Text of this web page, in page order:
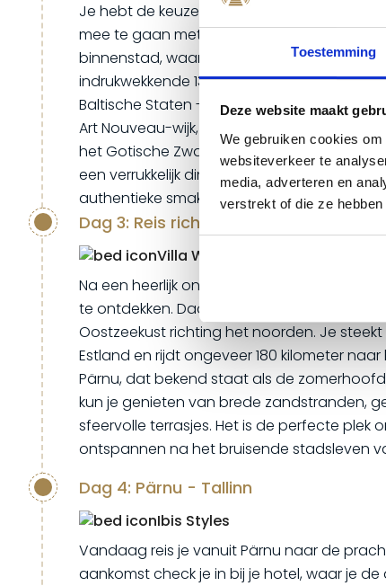
Toestemming
Deze website maakt
We gebruiken cookies
websiteverkeer te
media, adverteren en
verstrekt of die ze
Je hebt de keuze om de stad op eigen
mee te gaan met een lokale gids. Wandel
binnenstad, waar sfeervolle kerkjes, 17e-
indrukwekkende 13e-eeuwse kathedraal -
Baltische Staten - je zullen betoveren.
Art Nouveau-wijk, beroemd om zijn unieke
het Gotische Zwarthoofdenhuis uit de 14e
een verrukkelijk diner in een lokaal
authentieke smaken van de Letse keuken.
Dag 3: Reis richting Pärnu en de
Villa Wesset
Na een heerlijk ontbijt in het hotel heb je
te ontdekken. Daarna begint de rit langs de
Oostzeekust richting het noorden. Je
Estland en rijdt ongeveer 180 kilometer
Pärnu, dat bekend staat als de
kun je genieten van brede zandstranden,
sfeervolle terrasjes. Het is de perfecte plek
ontspannen na het bruisende stadsleven
Dag 4: Pärnu - Tallinn
Ibis Styles
Vandaag reis je vanuit Pärnu naar de
aankomst check je in bij je hotel, waar je